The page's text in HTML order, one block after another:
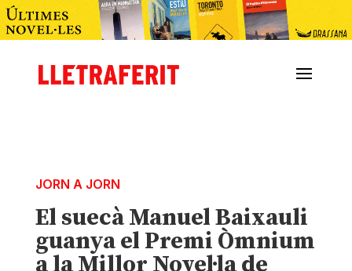
JORN A JORN
El suecà Manuel Baixauli
guanya el Premi Òmnium